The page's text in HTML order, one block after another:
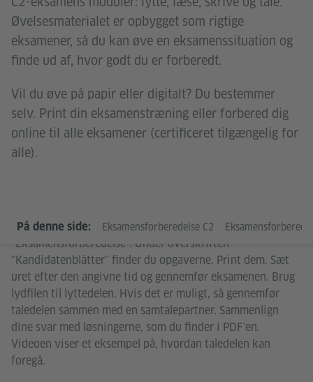
Øvelsesmaterialet er opbygget som rigtige
eksamener, så du kan øve en eksamenssituation og
finde ud af, hvor godt du er forberedt.
Vil du øve på papir eller digitalt? Du bestemmer
selv. Print din eksamenstræning eller forbered dig
online til alle eksamener (certificeret tilgængelig for
alle).
På denne side: Eksamensforberedelse C2
Vil du gerne øve en eksamenssituation? Åbn PDF-filen
"Eksamensforberedelse". Under overskriften
"Kandidatenblätter" finder du opgaverne. Print dem. Sæt
uret efter den angivne tid og gennemfør eksamenen. Brug
lydfilen til lyttedelen. Hvis det er muligt, så gennemfør
taledelen sammen med en samtalepartner. Sammenlign
dine svar med løsningerne, som du finder i PDF'en.
Videoen viser et eksempel på, hvordan taledelen kan
foregå.